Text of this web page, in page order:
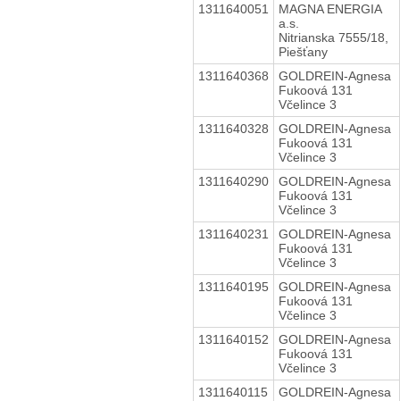
1311640051
MAGNA ENERGIA
a.s.
Nitrianska 7555/18,
Piešťany
1311640368
GOLDREIN-Agnesa
Fukoová 131
Včelince 3
1311640328
GOLDREIN-Agnesa
Fukoová 131
Včelince 3
1311640290
GOLDREIN-Agnesa
Fukoová 131
Včelince 3
1311640231
GOLDREIN-Agnesa
Fukoová 131
Včelince 3
1311640195
GOLDREIN-Agnesa
Fukoová 131
Včelince 3
1311640152
GOLDREIN-Agnesa
Fukoová 131
Včelince 3
1311640115
GOLDREIN-Agnesa